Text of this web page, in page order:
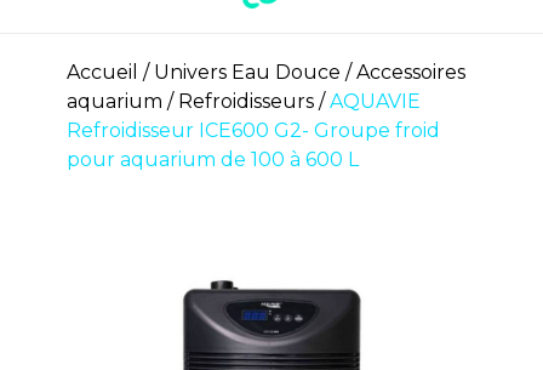
Accueil Univers Eau Douce
Accessoires
aquarium
Refroidisseurs
AQUAVIE
Refroidisseur ICE600 G2- Groupe froid
pour aquarium de 100 à 600 L